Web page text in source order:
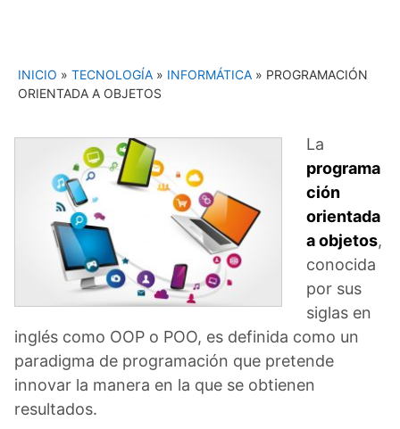
INICIO » TECNOLOGÍA » INFORMÁTICA » PROGRAMACIÓN
ORIENTADA A OBJETOS
La
programa
ción
orientada
a objetos,
conocida
por sus
siglas en
inglés como OOP o POO, es definida como un
paradigma de programación que pretende
innovar la manera en la que se obtienen
resultados.